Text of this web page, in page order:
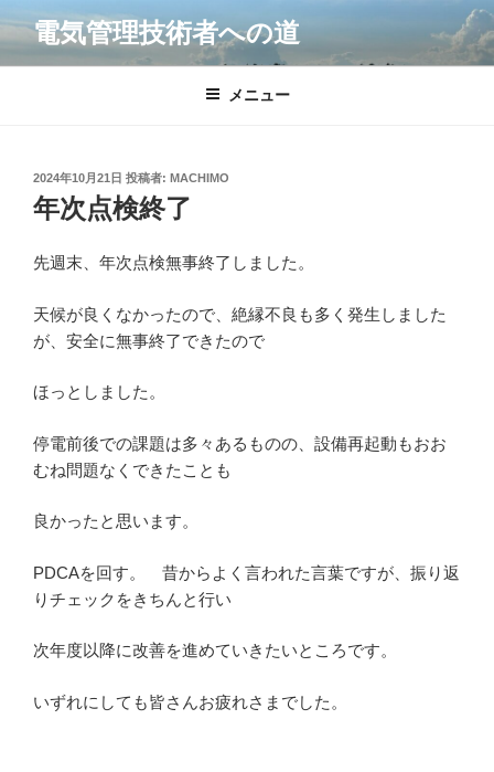
ン
テ
電気管理技術者への道
メニュー
投
稿
日:
2024年10月21日 投稿者: MACHIMO
年次点検終了
先週末、年次点検無事終了しました。
天候が良くなかったので、絶縁不良も多く発生しました
が、安全に無事終了できたので
ほっとしました。
停電前後での課題は多々あるものの、設備再起動もおお
むね問題なくできたことも
良かったと思います。
PDCAを回す。 昔からよく言われた言葉ですが、振り返
りチェックをきちんと行い
次年度以降に改善を進めていきたいところです。
いずれにしても皆さんお疲れさまでした。